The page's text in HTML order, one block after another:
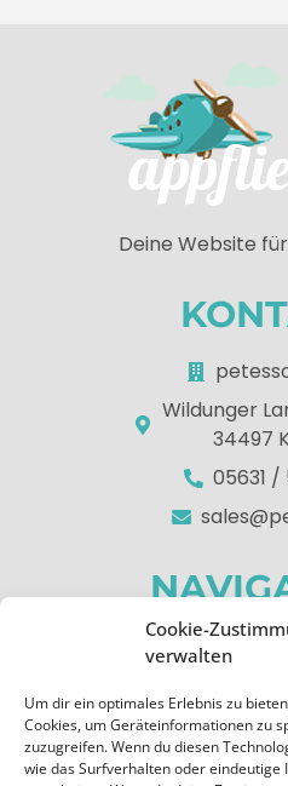
Cookie-
verwalten
Um dir ein optimales Erlebnis zu
Cookies, um Geräteinformationen zu
zuzugreifen. Wenn du diesen
wie das Surfverhalten oder eindeutige
Deine Website
Wildunger
34497
05631 /